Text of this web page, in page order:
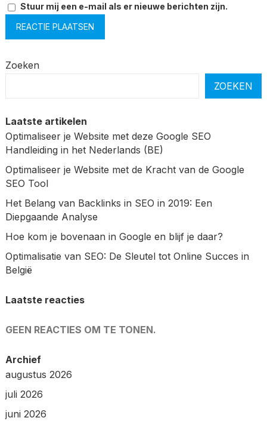
Stuur mij een e-mail als er nieuwe berichten zijn.
Zoeken
ZOEKEN
Laatste artikelen
Optimaliseer je Website met deze Google SEO
Handleiding in het Nederlands (BE)
Optimaliseer je Website met de Kracht van de Google
SEO Tool
Het Belang van Backlinks in SEO in 2019: Een
Diepgaande Analyse
Hoe kom je bovenaan in Google en blijf je daar?
Optimalisatie van SEO: De Sleutel tot Online Succes in
België
Laatste reacties
GEEN REACTIES OM TE TONEN.
Archief
augustus 2026
juli 2026
juni 2026